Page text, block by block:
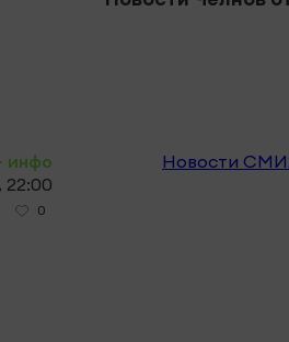
инфо
22:00
0
Новости